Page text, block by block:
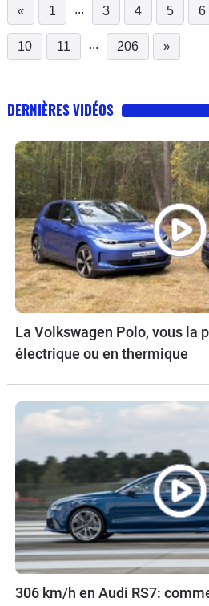
« 1 ... 3 4 5 6
10 11 ... 206 »
DERNIÈRES VIDÉOS
La Volkswagen Polo, vous la
électrique ou en thermique
306 km/h en Audi RS7: